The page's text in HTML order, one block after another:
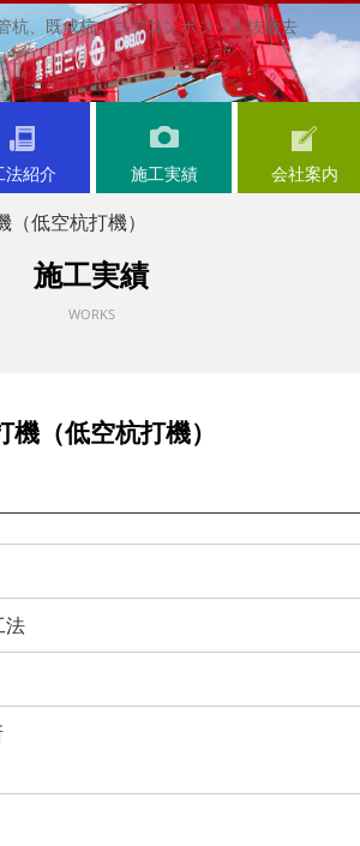
杭、既成杭、コアコンポジット抜撤去
法紹介 施工実績 会社案内
低空杭打機）
施工実績
WORKS
（低空杭打機）